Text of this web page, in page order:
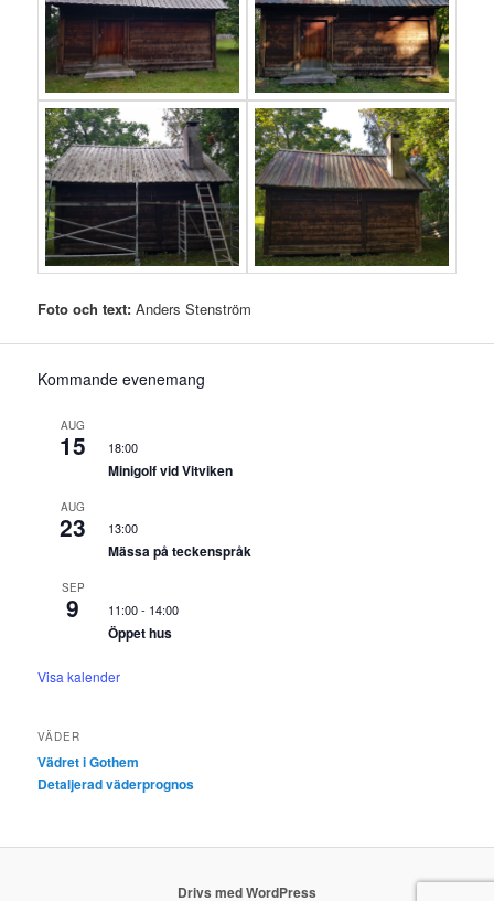
Foto och text: Anders Stenström
Kommande evenemang
AUG
15 18:00
Minigolf vid Vitviken
AUG
23 13:00
Mässa på teckenspråk
SEP
9 11:00- 14:00
Öppet hus
Visa kalender
VÄDER
Vädret i Gothem
Detaljerad väderprognos
Drivs med WordPress